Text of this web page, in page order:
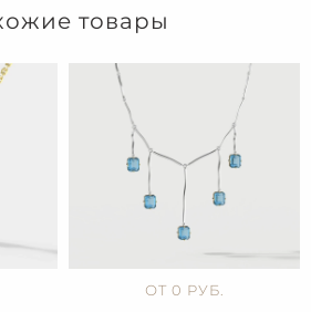
товары
ОТ 0 РУБ.